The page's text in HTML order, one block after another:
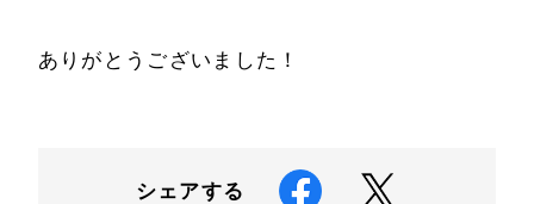
ありがとうございました！
シェアする